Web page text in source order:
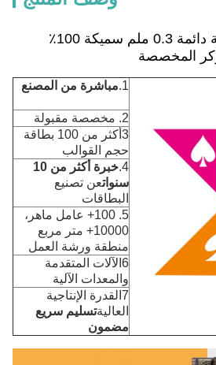
بطاقات لعب بلاستيكية دائمة 0.3 ملم سميكة 100٪
المخصصة
1. مباشرة من المصنع
2. مخصصة مقبولة
3أكثر من 100 بطاقة
حجم القوالب
4.
خبرة أكثر من 10
سنواتعن تصنيع
البطاقات
5. 100+ عامل ماهر،
10000+ متر مربع
منطقة ورشة العمل
6الآلات المتقدمة
والمعدات الآلية
7القدرة الإنتاجية
العاليةتسليم سريع
مضمون